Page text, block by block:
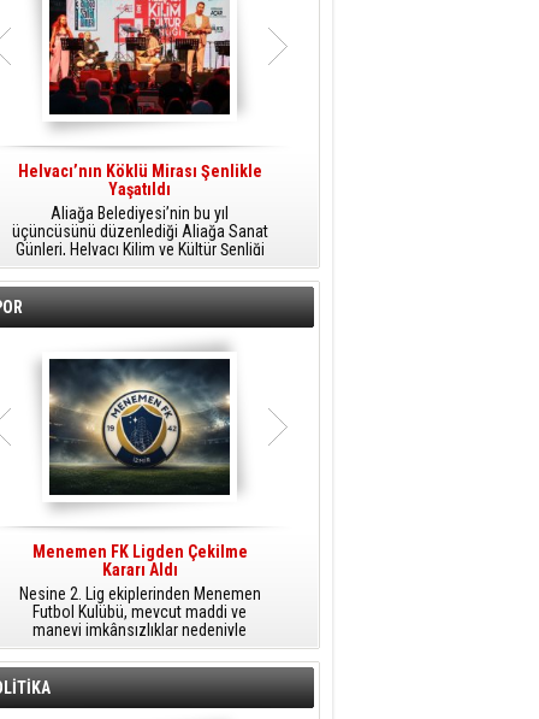
Helvacı’nın Köklü Mirası Şenlikle
Yaşatıldı
Aliağa Belediyesi’nin bu yıl
üçüncüsünü düzenlediği Aliağa Sanat
Günleri, Helvacı Kilim ve Kültür Şenliği
ile Helvacı’da renkli bir güne sahne
oldu.
birbirinden renkli etkinliklerle devam
Menemen FK Ligden Çekilme
Kararı Aldı
Nesine 2. Lig ekiplerinden Menemen
Futbol Kulübü, mevcut maddi ve
manevi imkânsızlıklar nedeniyle
ligden çekilme kararı aldığını açıkladı.